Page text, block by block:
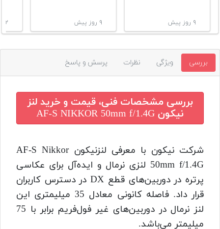
۹ روز پیش ۹ روز پیش ۲ سال پیش
بررسی ویژگی نظرات پرسش و پاسخ
بررسی مشخصات فنی، قیمت و خریدلنز
نیکون AF-S NIKKOR 50mm f/1.4G
شرکت نیکون با معرفی لنزنیکون AF-S Nikkor
50mm f/1.4G لنزی نرمال و ایده‌آل برای عکاسی
پرتره در دوربین‌های قطع DX در دسترس کاربران
قرار داد. فاصله کانونی معادل 35 میلیمتری این
لنز نرمال در دوربین‌های غیر فول‌فریم برابر با 75
میلیمتر می‌باشد.